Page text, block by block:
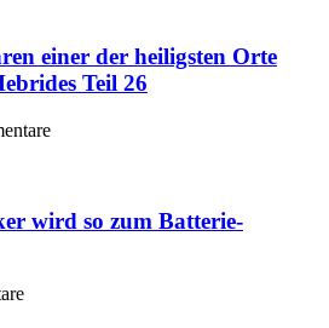
einer der heiligsten Orte
Teil 26
wird so zum Batterie-